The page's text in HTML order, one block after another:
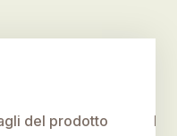
del prodotto